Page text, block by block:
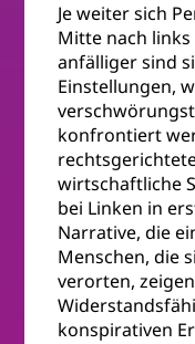
Je weiter sich
Mitte nach
anfälliger sind
Einstellungen,
konfrontiert
wirtschaftliche
bei Linken in
Narrative, die
Menschen, die
verorten,
konspirativen